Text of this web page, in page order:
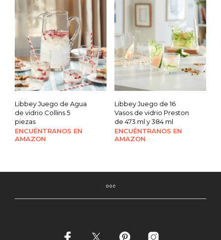
Libbey Juego de Agua
de vidrio Collins 5
piezas
ENCUÉNTRANOS EN
AMAZON
Libbey Juego de 16
Vasos de vidrio Preston
de 473 ml y 384 ml
ENCUÉNTRANOS EN
AMAZON